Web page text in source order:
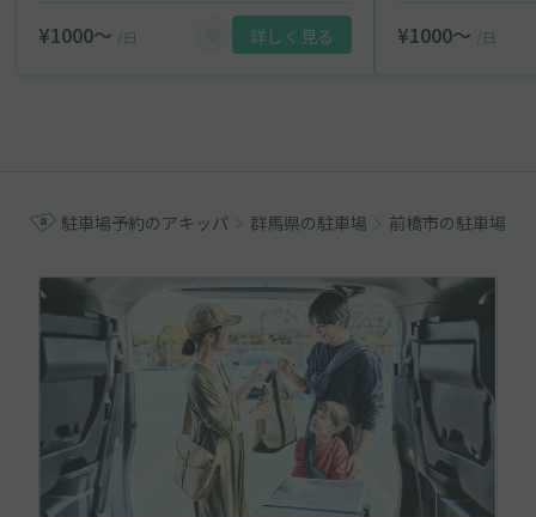
¥1000〜 /日 詳しく見る ¥1000〜 /日
駐車場予約のアキッパ 群馬県の駐車場 前橋市の駐車場